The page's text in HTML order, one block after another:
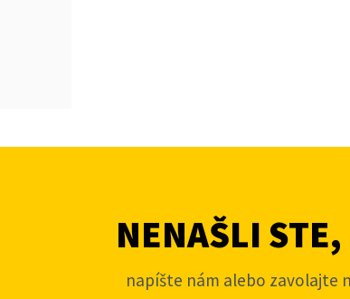
NENAŠLI
napíšte nám alebo zavolajte